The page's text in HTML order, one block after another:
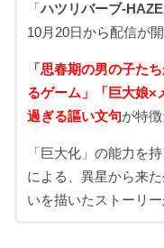
「ハツリバーブ-
10月20日から配信が
「思春期の男の子た
るゲーム」「巨大娘×
過ぎる謳い文句が特
「巨大化」の能力を
による、異星から来
いを描いたストーリ